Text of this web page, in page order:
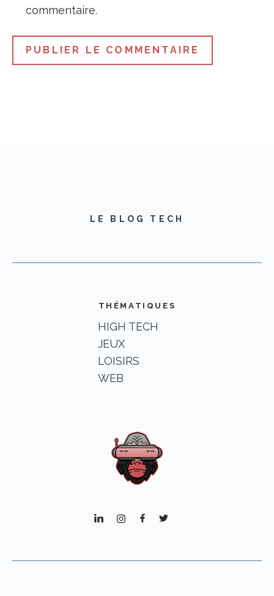
commentaire.
LE BLOG TECH
THÉMATIQUES
HIGH TECH
JEUX
LOISIRS
WEB